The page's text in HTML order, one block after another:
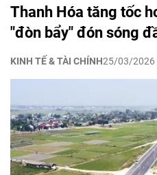
Thanh Hóa tăng tốc
"đòn bẩy" đón sóng
KINH TẾ & TÀI CHÍNH25/03/2026